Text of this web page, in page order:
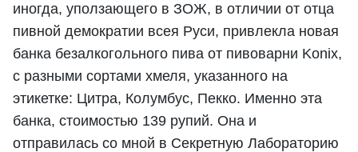
иногда, уползающего в ЗОЖ, в отличии от отца
пивной демократии всея Руси, привлекла новая
банка безалкогольного пива от пивоварни Konix,
с разными сортами хмеля, указанного на
этикетке: Цитра, Колумбус, Пекко. Именно эта
банка, стоимостью 139 рупий. Она и
отправилась со мной в Секретную Лабораторию